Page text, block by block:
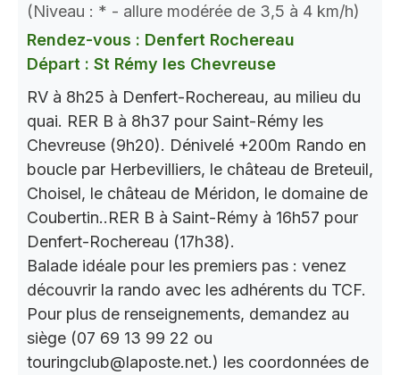
(Niveau : * - allure modérée de 3,5 à 4 km/h)
Rendez-vous : Denfert Rochereau
Départ : St Rémy les Chevreuse
RV à 8h25 à Denfert-Rochereau, au milieu du
quai. RER B à 8h37 pour Saint-Rémy les
Chevreuse (9h20). Dénivelé +200m Rando en
boucle par Herbevilliers, le château de Breteuil,
Choisel, le château de Méridon, le domaine de
Coubertin..RER B à Saint-Rémy à 16h57 pour
Denfert-Rochereau (17h38).
Balade idéale pour les premiers pas : venez
découvrir la rando avec les adhérents du TCF.
Pour plus de renseignements, demandez au
siège (07 69 13 99 22 ou
touringclub@laposte.net.) les coordonnées de